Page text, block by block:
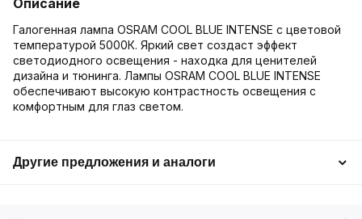
Галогенная лампа OSRAM COOL BLUE INTENSE c цветовой
температурой 5000К. Яркий свет создаст эффект
светодиодного освещения - находка для ценителей
дизайна и тюнинга. Лампы OSRAM COOL BLUE INTENSE
обеспечивают высокую контрастность освещения с
комфортным для глаз светом.
Другие предложения и аналоги